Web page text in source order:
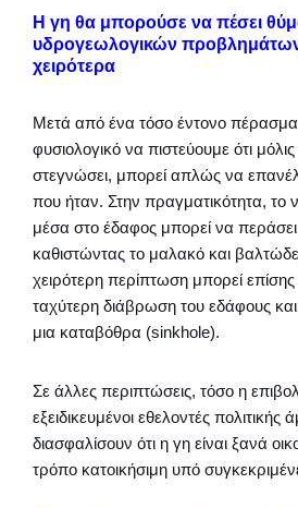
Η γη θα μπορούσε να πέσει
υδρογεωλογικών
χειρότερα
Μετά από ένα τόσο έντονο πέρασμα
φυσιολογικό να πιστεύουμε ότι
στεγνώσει, μπορεί απλώς να
που ήταν. Στην πραγματικότητα, το
μέσα στο έδαφος μπορεί να
καθιστώντας το μαλακό και
χειρότερη περίπτωση μπορεί
ταχύτερη διάβρωση του εδάφους και
μια καταβόθρα (sinkhole).
Σε άλλες περιπτώσεις, τόσο η
εξειδικευμένοι εθελοντές
διασφαλίσουν ότι η γη είναι ξανά
τρόπο κατοικήσιμη υπό